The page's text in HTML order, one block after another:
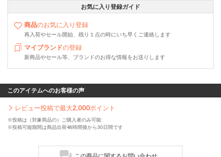
お気に入り登録ガイド
商品のお気に入り登録
再入荷やセール開始、残り１点の時にいち早くご連絡します
マイブランドの登録
新商品やセール等、ブランドのお得な情報をお送りします
このアイテムへのお客様の声
レビュー投稿で最大2,000ポイント
※投稿は（対象商品の）ご購入者のみ可能
※投稿可能期間は商品出荷48時間後から30日間です